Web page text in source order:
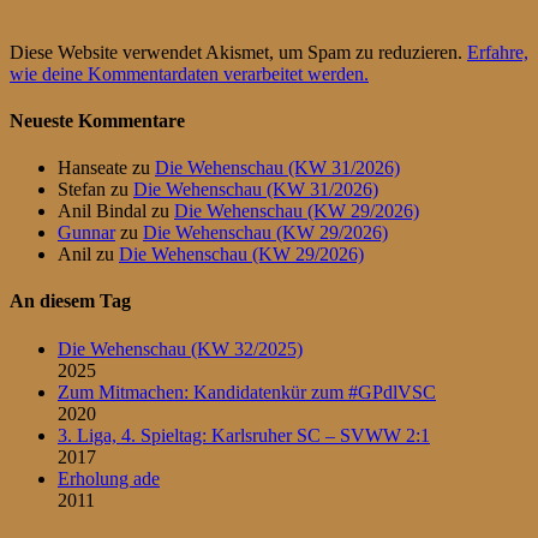
Diese Website verwendet Akismet, um Spam zu reduzieren. Erfahre,
wie deine Kommentardaten verarbeitet werden.
Neueste Kommentare
Hanseate zu Die Wehenschau (KW 31/2026)
Stefan zu Die Wehenschau (KW 31/2026)
Anil Bindal zu Die Wehenschau (KW 29/2026)
Gunnarzu Die Wehenschau (KW 29/2026)
Anil zu Die Wehenschau (KW 29/2026)
An diesem Tag
Die Wehenschau (KW 32/2025)
2025
Zum Mitmachen: Kandidatenkür zum #GPdlVSC
2020
3. Liga, 4. Spieltag: Karlsruher SC – SVWW 2:1
2017
Erholung ade
2011